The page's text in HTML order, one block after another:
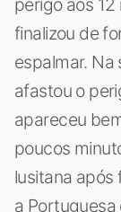
perigo aos
finalizou de
espalmar. Na
afastou o
apareceu
poucos
lusitana após
a